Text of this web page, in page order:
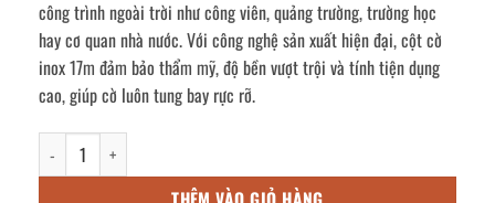
công trình ngoài trời như công viên, quảng trường, trường học
hay cơ quan nhà nước. Với công nghệ sản xuất hiện đại, cột cờ
inox 17m đảm bảo thẩm mỹ, độ bền vượt trội và tính tiện dụng
cao, giúp cờ luôn tung bay rực rỡ.
Cột cờ inox cao 17m số lượng
THÊM VÀO GIỎ HÀNG